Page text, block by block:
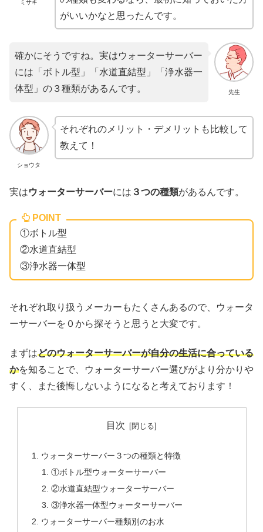
ミサキ
がいいかなと思ったんです。
先生
確かにそうですね。実はウォーターサーバー
には「ボトル型」「水道直結型」「浄水器一
体型」の３種類があるんです。
ショウタ
それぞれのメリット・デメリットも比較して
教えて！
実はウォーターサーバーには ３つの種類があるんです。
POINT
①ボトル型
②水道直結型
③浄水器一体型
それぞれ取り扱うメーカーもたくさんあるので、ウォータ
ーサーバーを０から探そうと思うと大変です。
まずはどのウォーターサーバーが自分の生活に合っている
かを知ることで、ウォーターサーバー選びがより分かりや
すく、また後悔しないようになると考えております！
目次
ウォーターサーバー３つの種類と特徴
①ボトル型ウォーターサーバー
②水道直結型ウォーターサーバー
③浄水器一体型ウォーターサーバー
ウォーターサーバー種類別のお水